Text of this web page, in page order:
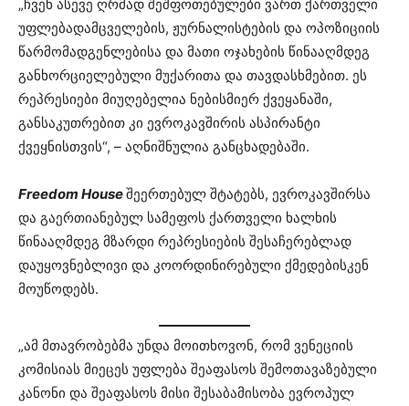
„ჩვენ ასევე ღრმად შეშფოთებულები ვართ ქართველი
უფლებადამცველების, ჟურნალისტების და ოპოზიციის
წარმომადგენლებისა და მათი ოჯახების წინააღმდეგ
განხორციელებული მუქარითა და თავდასხმებით. ეს
რეპრესიები მიუღებელია ნებისმიერ ქვეყანაში,
განსაკუთრებით კი ევროკავშირის ასპირანტი
ქვეყნისთვის“, – აღნიშნულია განცხადებაში.
Freedom Houseშეერთებულ შტატებს, ევროკავშირსა
და გაერთიანებულ სამეფოს ქართველი ხალხის
წინააღმდეგ მზარდი რეპრესიების შესაჩერებლად
დაუყოვნებლივი და კოორდინირებული ქმედებისკენ
მოუწოდებს.
„ამ მთავრობებმა უნდა მოითხოვონ, რომ ვენეციის
კომისიას მიეცეს უფლება შეაფასოს შემოთავაზებული
კანონი და შეაფასოს მისი შესაბამისობა ევროპულ